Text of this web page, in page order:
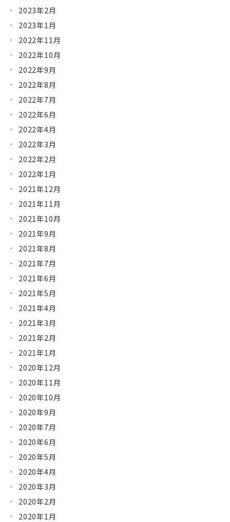
2023年2月
2023年1月
2022年11月
2022年10月
2022年9月
2022年8月
2022年7月
2022年6月
2022年4月
2022年3月
2022年2月
2022年1月
2021年12月
2021年11月
2021年10月
2021年9月
2021年8月
2021年7月
2021年6月
2021年5月
2021年4月
2021年3月
2021年2月
2021年1月
2020年12月
2020年11月
2020年10月
2020年9月
2020年7月
2020年6月
2020年5月
2020年4月
2020年3月
2020年2月
2020年1月